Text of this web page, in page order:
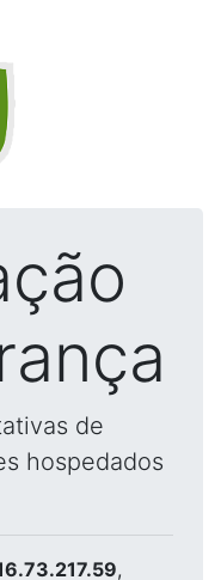
de
hospedados
,